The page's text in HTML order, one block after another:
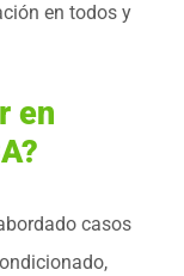
en todos y
en
casos